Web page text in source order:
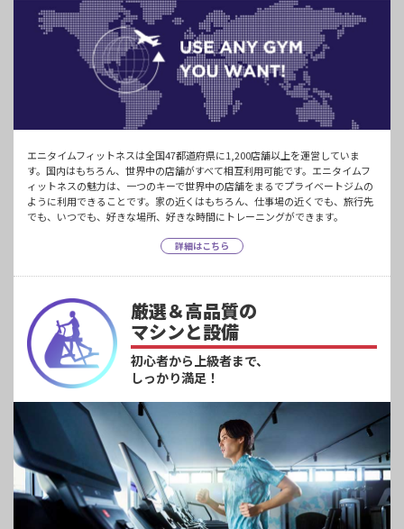
エニタイムフィットネスは全国47都道府県に1,200店舗以上を運営していま
す。国内はもちろん、世界中の店舗がすべて相互利用可能です。エニタイムフ
ィットネスの魅力は、一つのキーで世界中の店舗をまるでプライベートジムの
ように利用できることです。家の近くはもちろん、仕事場の近くでも、旅行先
でも、いつでも、好きな場所、好きな時間にトレーニングができます。
詳細はこちら
厳選＆高品質の
マシンと設備
初心者から上級者まで、
しっかり満足！